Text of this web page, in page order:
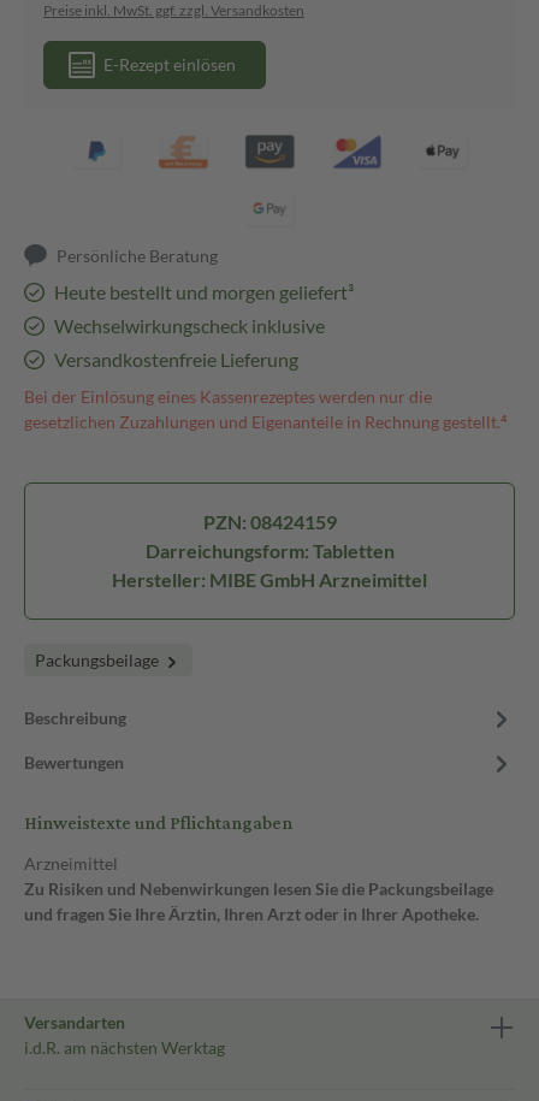
Preise inkl. MwSt. ggf. zzgl. Versandkosten
E-Rezept einlösen
Persönliche Beratung
Heute bestellt und morgen geliefert³
Wechselwirkungscheck inklusive
Versandkostenfreie Lieferung
Bei der Einlösung eines Kassenrezeptes werden nur die
gesetzlichen Zuzahlungen und Eigenanteile in Rechnung gestellt.⁴
PZN: 08424159
Darreichungsform: Tabletten
Hersteller: MIBE GmbH Arzneimittel
Packungsbeilage
Beschreibung
Bewertungen
Hinweistexte und Pflichtangaben
Arzneimittel
Zu Risiken und Nebenwirkungen lesen Sie die Packungsbeilage
und fragen Sie Ihre Ärztin, Ihren Arzt oder in Ihrer Apotheke.
Versandarten
i.d.R. am nächsten Werktag